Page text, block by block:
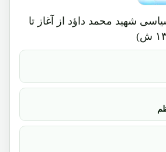
شهید محمد داؤد از آغاز تا